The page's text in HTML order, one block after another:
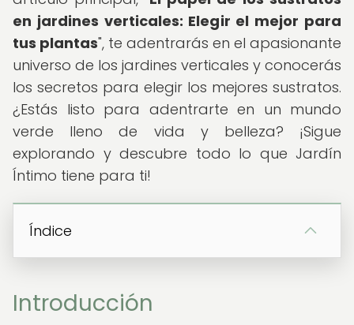
en jardines verticales: Elegir el mejor para
tus plantas", te adentrarás en el apasionante
universo de los jardines verticales y conocerás
los secretos para elegir los mejores sustratos.
¿Estás listo para adentrarte en un mundo
verde lleno de vida y belleza? ¡Sigue
explorando y descubre todo lo que Jardín
Íntimo tiene para ti!
Índice
Introducción